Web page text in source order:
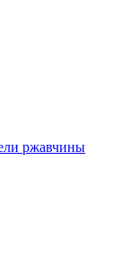
ржавчины